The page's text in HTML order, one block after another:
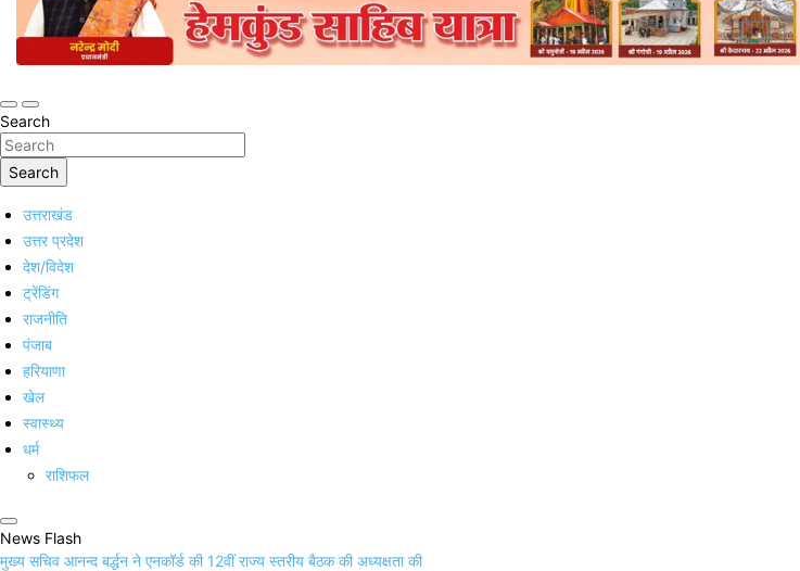
Search
Search
उत्तराखंड
उत्तर प्रदेश
देश/विदेश
ट्रेंडिंग
राजनीति
पंजाब
हरियाणा
खेल
स्वास्थ्य
धर्म
राशिफल
News Flash
मुख्य सचिव आनन्द बर्द्धन ने एनकॉर्ड की 12वीं राज्य स्तरीय बैठक की अध्यक्षता की